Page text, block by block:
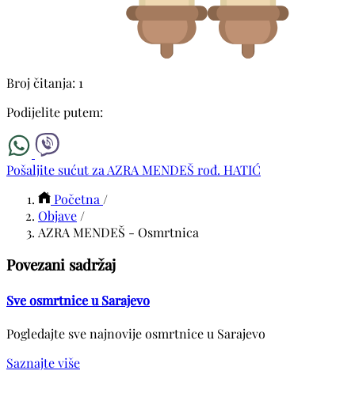
Broj čitanja: 1
Podijelite putem:
Pošaljite sućut za AZRA MENDEŠ rođ. HATIĆ
Početna /
Objave /
AZRA MENDEŠ - Osmrtnica
Povezani sadržaj
Sve osmrtnice u Sarajevo
Pogledajte sve najnovije osmrtnice u Sarajevo
Saznajte više